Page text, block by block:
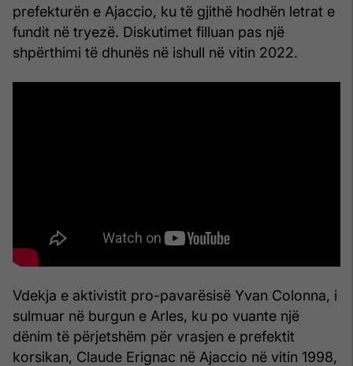
prefekturën e Ajaccio, ku të gjithë hodhën letrat e
fundit në tryezë. Diskutimet filluan pas një
shpërthimi të dhunës në ishull në vitin 2022.
Vdekja e aktivistit pro-pavarësisë Yvan Colonna, i
sulmuar në burgun e Arles, ku po vuante një
dënim të përjetshëm për vrasjen e prefektit
korsikan, Claude Erignac në Ajaccio në vitin 1998,